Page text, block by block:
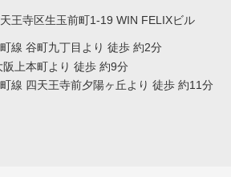
王寺区生玉前町1-19 WIN FELIXビル
線 谷町九丁目より 徒歩 約2分
上本町より 徒歩 約9分
線 四天王寺前夕陽ヶ丘より 徒歩 約11分